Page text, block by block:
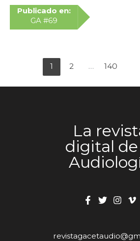
que
puede
transformar
Publicado en:
GA #69
1 2 … 140
La
digital de